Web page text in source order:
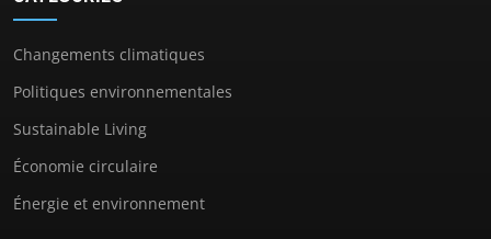
Changements climatiques
Politiques environnementales
Sustainable Living
Économie circulaire
Énergie et environnement